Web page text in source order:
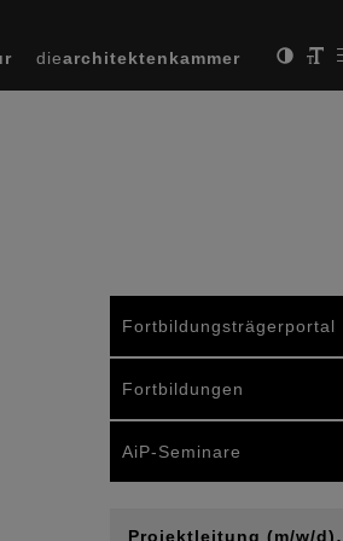
diearchitektenkammer
Fortbildungsträgerportal
Fortbildungen
AiP-Seminare
Projektleitung (m/w/